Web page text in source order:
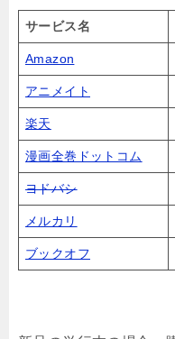
サービス名
Amazon
アニメイト
楽天
漫画全巻ドットコム
ヨドバシ
メルカリ
ブックオフ